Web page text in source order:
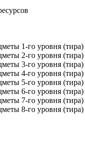
1-го уровня (тира)
2-го уровня (тира)
3-го уровня (тира)
4-го уровня (тира)
5-го уровня (тира)
6-го уровня (тира)
7-го уровня (тира)
8-го уровня (тира)